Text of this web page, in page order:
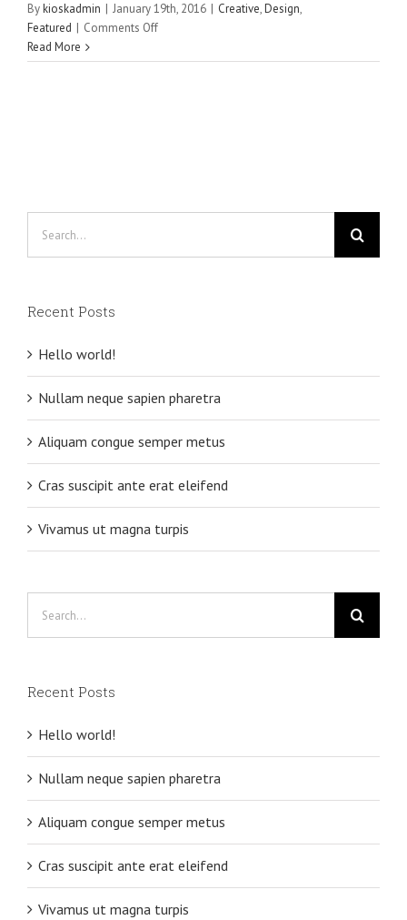
Bykioskadmin | January 19th, 2016 | Creative,Design,
Featured | Comments Offon
non
Read More
Recent Posts
Hello world!
Nullam neque sapien pharetra
Aliquam congue semper metus
Cras suscipit ante erat eleifend
Vivamus ut magna turpis
Recent Posts
Hello world!
Nullam neque sapien pharetra
Aliquam congue semper metus
Cras suscipit ante erat eleifend
Vivamus ut magna turpis